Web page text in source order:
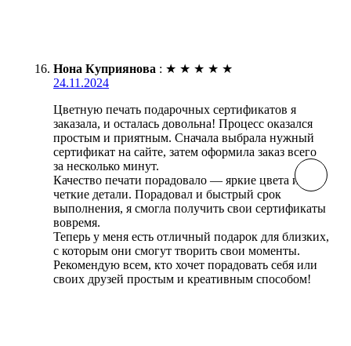
Нона Куприянова : ★ ★ ★ ★ ★
24.11.2024
Цветную печать подарочных сертификатов я
заказала, и осталась довольна! Процесс оказался
простым и приятным. Сначала выбрала нужный
сертификат на сайте, затем оформила заказ всего
за несколько минут.
Качество печати порадовало — яркие цвета и
четкие детали. Порадовал и быстрый срок
выполнения, я смогла получить свои сертификаты
вовремя.
Теперь у меня есть отличный подарок для близких,
с которым они смогут творить свои моменты.
Рекомендую всем, кто хочет порадовать себя или
своих друзей простым и креативным способом!